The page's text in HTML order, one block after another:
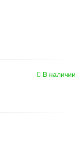
В наличии